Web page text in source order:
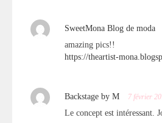
SweetMona Blog de moda
amazing pics!!
https://theartist-
Backstage by M 7 février
Le concept est intéressant.